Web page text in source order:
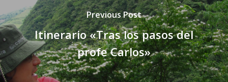
Previous Post
Itinerario «Tras los pasos del
profe Carlos»